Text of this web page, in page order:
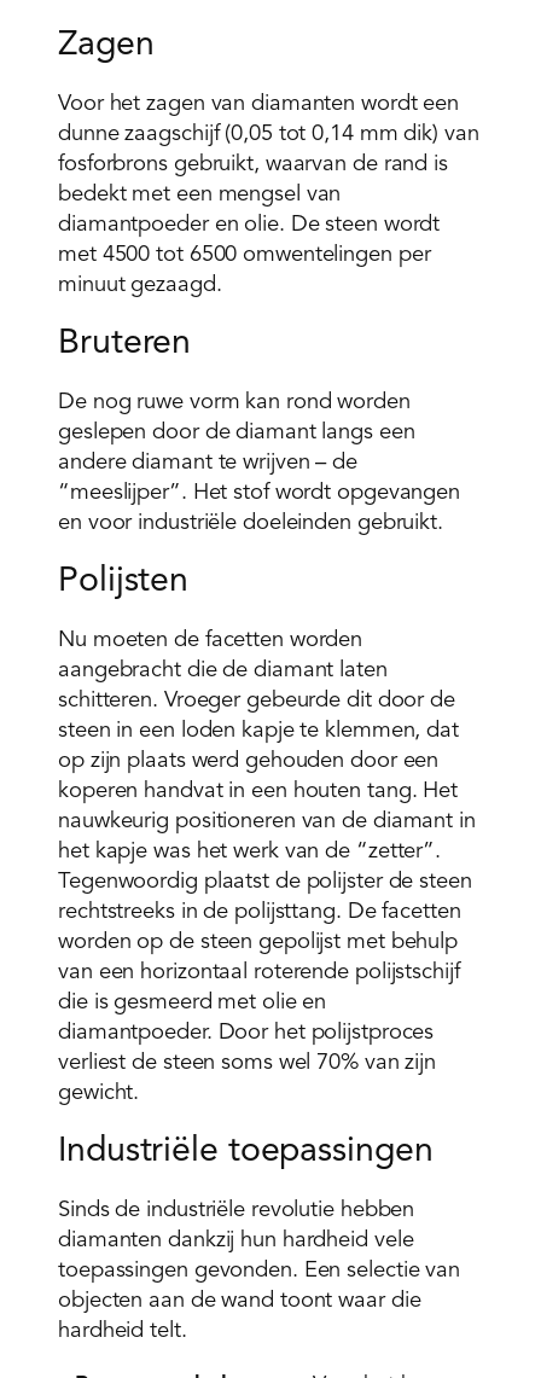
Zagen
Voor het zagen van diamanten wordt een
dunne zaagschijf (0,05 tot 0,14 mm dik) van
fosforbrons gebruikt, waarvan de rand is
bedekt met een mengsel van
diamantpoeder en olie. De steen wordt
met 4500 tot 6500 omwentelingen per
minuut gezaagd.
Bruteren
De nog ruwe vorm kan rond worden
geslepen door de diamant langs een
andere diamant te wrijven – de
“meeslijper”. Het stof wordt opgevangen
en voor industriële doeleinden gebruikt.
Polijsten
Nu moeten de facetten worden
aangebracht die de diamant laten
schitteren. Vroeger gebeurde dit door de
steen in een loden kapje te klemmen, dat
op zijn plaats werd gehouden door een
koperen handvat in een houten tang. Het
nauwkeurig positioneren van de diamant in
het kapje was het werk van de “zetter”.
Tegenwoordig plaatst de polijster de steen
rechtstreeks in de polijsttang. De facetten
worden op de steen gepolijst met behulp
van een horizontaal roterende polijstschijf
die is gesmeerd met olie en
diamantpoeder. Door het polijstproces
verliest de steen soms wel 70% van zijn
gewicht.
Industriële toepassingen
Sinds de industriële revolutie hebben
diamanten dankzij hun hardheid vele
toepassingen gevonden. Een selectie van
objecten aan de wand toont waar die
hardheid telt.